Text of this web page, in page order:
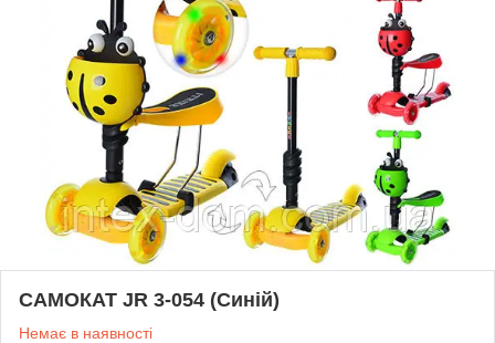
САМОКАТ JR 3-054 (Синій)
Немає в наявності